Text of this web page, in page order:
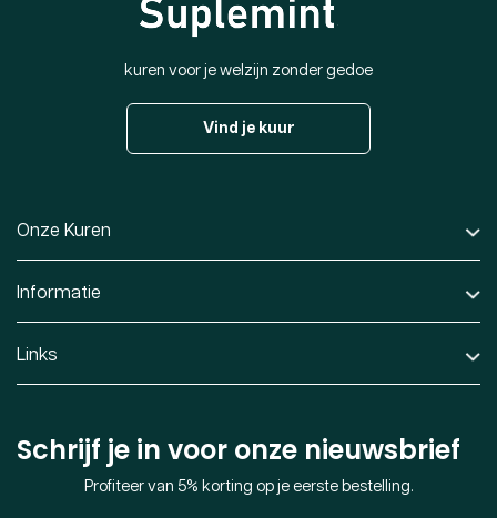
kuren voor je welzijn zonder gedoe
Vind je kuur
Onze Kuren
Informatie
Links
Schrijf je in voor onze nieuwsbrief
Profiteer van 5% korting op je eerste bestelling.